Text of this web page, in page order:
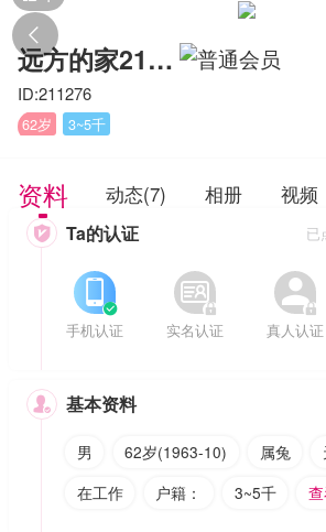

远方的家211276
ID:211276
62岁 3~5千
资料 动态(7) 相册 视频
 Ta的认证 已


手机认证


实名认证


真人认证
 基本资料
男 62岁(1963-10) 属兔
在工作
户籍： 3~5千